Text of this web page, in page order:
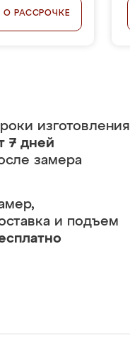
О РАССРОЧКЕ
изготовления
7 дней
замера
и подъем